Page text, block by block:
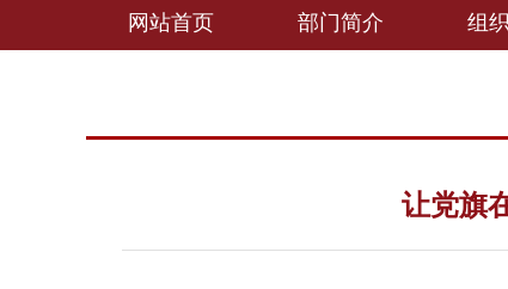
网站首页 部门简介 组
让党旗